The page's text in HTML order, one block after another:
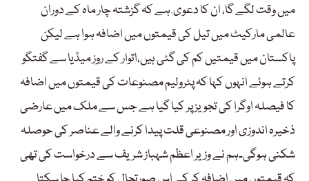
میں وقت لگے گا، ان کا دعوی ٰ ہے کہ گزشتہ چار ماہ کے دوران
عالمی مارکیٹ میں تیل کی قیمتوں میں اضافہ ہوا ہے لیکن
پاکستان میں قیمتیں کم کی گئی ہیں،اتوار کے روز میڈیا سے گفتگو
کرتے ہوئے انہوں کہا کہ پٹرولیم مصنوعات کی قیمتوں میں اضافہ
کا فیصلہ اوگرا کی تجویز پر کیا گیا ہے جس سے ملک میں عارضی
ذخیرہ اندوزی اور مصنوعی قلت پیدا کرنے والے عناصر کی حوصلہ
شکنی ہوگی۔ہم نے وزیر اعظم شہباز شریف سے درخواست کی تھی